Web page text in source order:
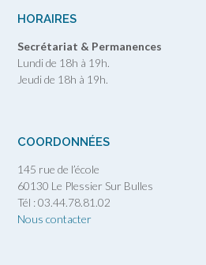
HORAIRES
Secrétariat & Permanences
Lundi de 18h à 19h.
Jeudi de 18h à 19h.
COORDONNÉES
145 rue de l’école
60130 Le Plessier Sur Bulles
Tél : 03.44.78.81.02
Nous contacter